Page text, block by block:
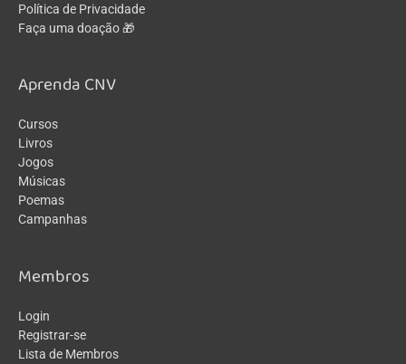
Política de Privacidade
Faça uma doação 🎁
Aprenda CNV
Cursos
Livros
Jogos
Músicas
Poemas
Campanhas
Membros
Login
Registrar-se
Lista de Membros